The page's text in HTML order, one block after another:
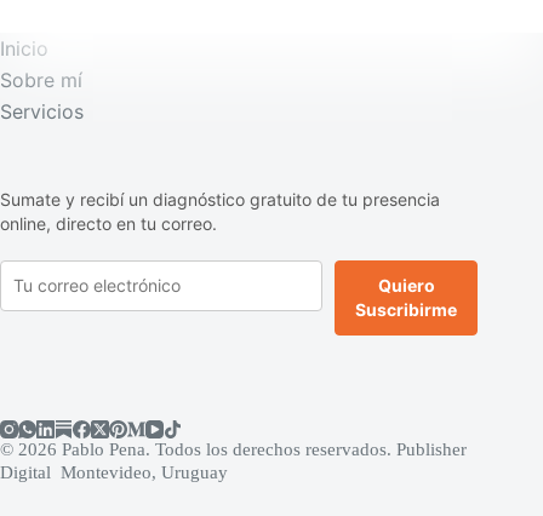
Inicio
Sobre mí
Servicios
Sumate y recibí un diagnóstico gratuito de tu presencia
online, directo en tu correo.
Quiero
Suscribirme
© 2026 Pablo Pena. Todos los derechos reservados. Publisher
Digital Montevideo, Uruguay